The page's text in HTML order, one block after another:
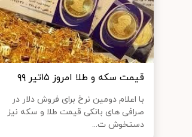
قیمت سکه و طلا امروز ۱۵تیر ۹۹
با اعلام دومین نرخ برای فروش دلار در
صرافی های بانکی قیمت طلا و سکه نیز
دستخوش ت...